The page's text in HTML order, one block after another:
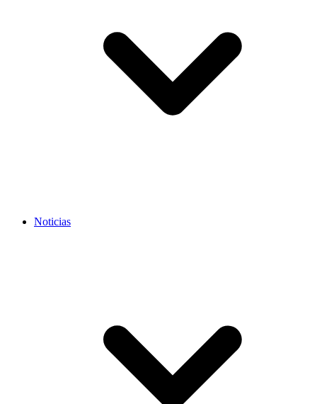
Noticias